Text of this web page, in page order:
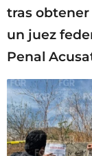
tras
un juez
Penal